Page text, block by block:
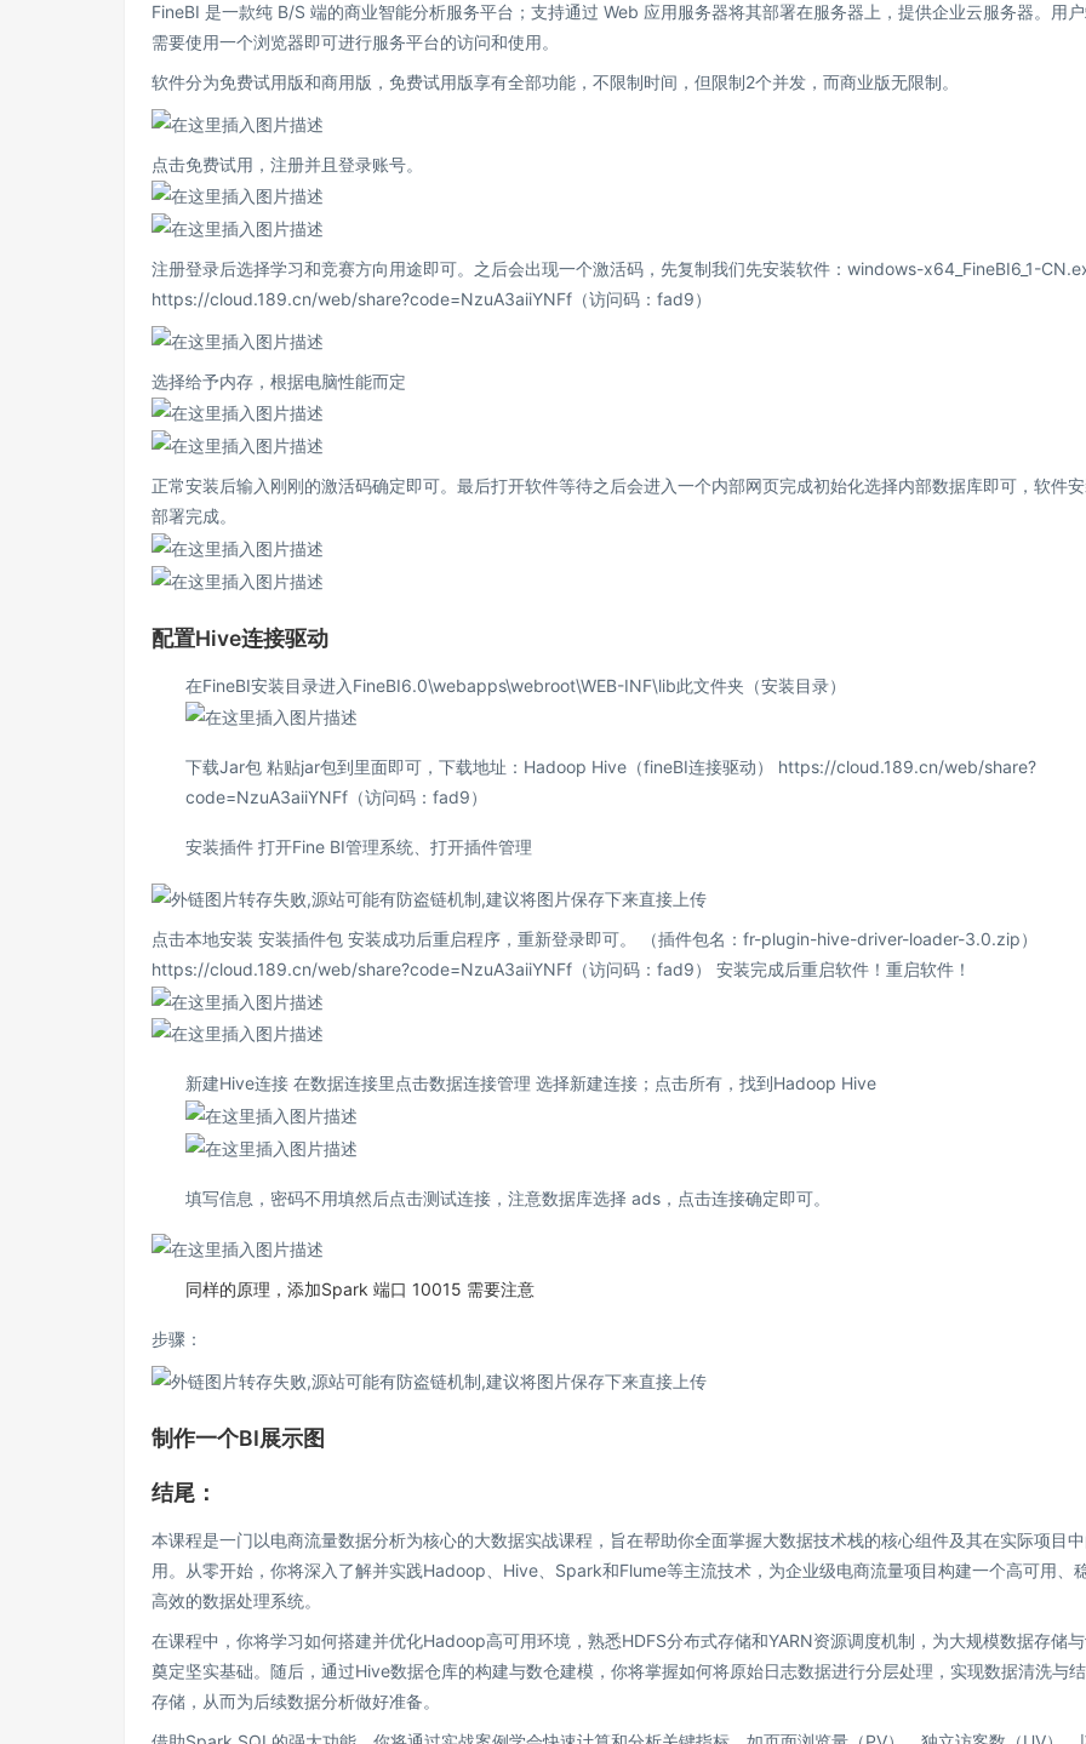
FineBI 是一款纯 B/S 端的商业智能分析服务平台；支持通过 Web 应用服务器将其部署在服务器上，提供企业云服务器。用户
需要使用一个浏览器即可进行服务平台的访问和使用。
软件分为免费试用版和商用版，免费试用版享有全部功能，不限制时间，但限制2个并发，而商业版无限制。
点击免费试用，注册并且登录账号。
注册登录后选择学习和竞赛方向用途即可。之后会出现一个激活码，先复制我们先安装软件：windows-x64_FineBI6_1-
https://cloud.189.cn/web/share?code=NzuA3aiiYNFf（访问码：fad9）
选择给予内存，根据电脑性能而定
正常安装后输入刚刚的激活码确定即可。最后打开软件等待之后会进入一个内部网页完成初始化选择内部数据库即可，软件
部署完成。
配置Hive连接驱动
在FineBI安装目录进入FineBI6.0\webapps\webroot\WEB-INF\lib此文件夹（安装目录）
下载Jar包 粘贴jar包到里面即可，下载地址：Hadoop Hive（fineBI连接驱动） https://cloud.189.cn/web/share?
code=NzuA3aiiYNFf（访问码：fad9）
安装插件 打开Fine BI管理系统、打开插件管理
点击本地安装 安装插件包 安装成功后重启程序，重新登录即可。 （插件包名：fr-plugin-hive-driver-loader-3.0.zip）
https://cloud.189.cn/web/share?code=NzuA3aiiYNFf（访问码：fad9）
安装完成后重启软件！重启软件！
新建Hive连接 在数据连接里点击数据连接管理 选择新建连接；点击所有，找到Hadoop Hive
填写信息，密码不用填然后点击测试连接，注意数据库选择 ads，点击连接确定即可。
同样的原理，添加Spark 端口 10015 需要注意
步骤：
制作一个BI展示图
结尾：
本课程是一门以电商流量数据分析为核心的大数据实战课程，旨在帮助你全面掌握大数据技术栈的核心组件及其在实际项目
用。从零开始，你将深入了解并实践Hadoop、Hive、Spark和Flume等主流技术，为企业级电商流量项目构建一个高可用、
高效的数据处理系统。
在课程中，你将学习如何搭建并优化Hadoop高可用环境，熟悉HDFS分布式存储和YARN资源调度机制，为大规模数据存储
奠定坚实基础。随后，通过Hive数据仓库的构建与数仓建模，你将掌握如何将原始日志数据进行分层处理，实现数据清洗与
存储，从而为后续数据分析做好准备。